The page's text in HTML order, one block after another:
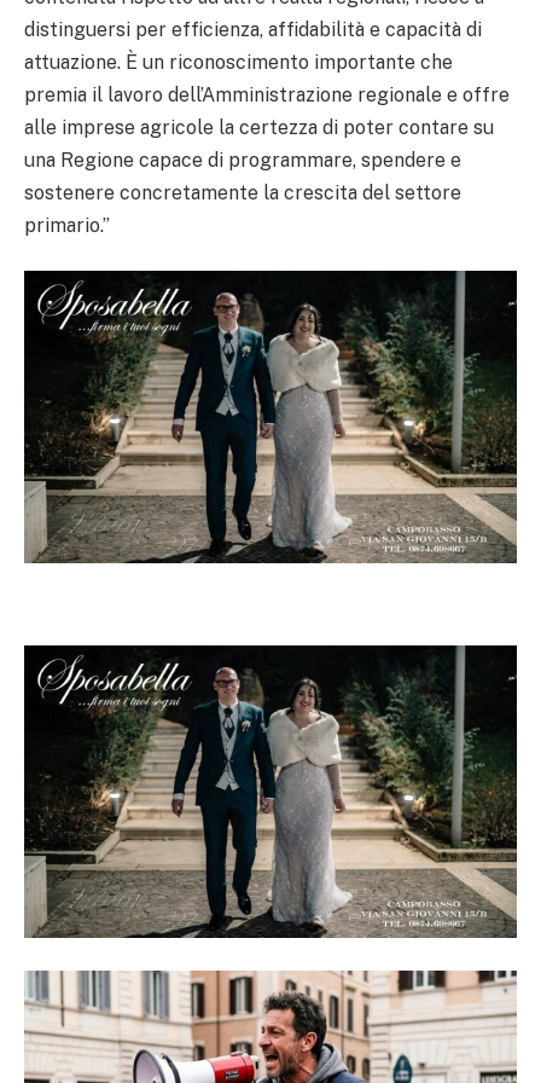
distinguersi per efficienza, affidabilità e capacità di
attuazione. È un riconoscimento importante che
premia il lavoro dell’Amministrazione regionale e offre
alle imprese agricole la certezza di poter contare su
una Regione capace di programmare, spendere e
sostenere concretamente la crescita del settore
primario.”